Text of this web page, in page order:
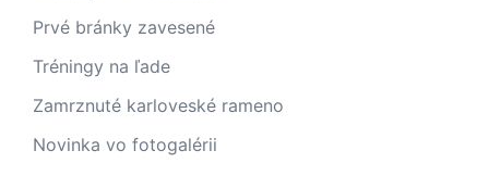
Prvé bránky zavesené
Tréningy na ľade
Zamrznuté karloveské rameno
Novinka vo fotogalérii